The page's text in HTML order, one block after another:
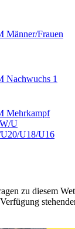
Männer/Frauen
Nachwuchs 1
Mehrkampf
U
U18/U16
zu diesem